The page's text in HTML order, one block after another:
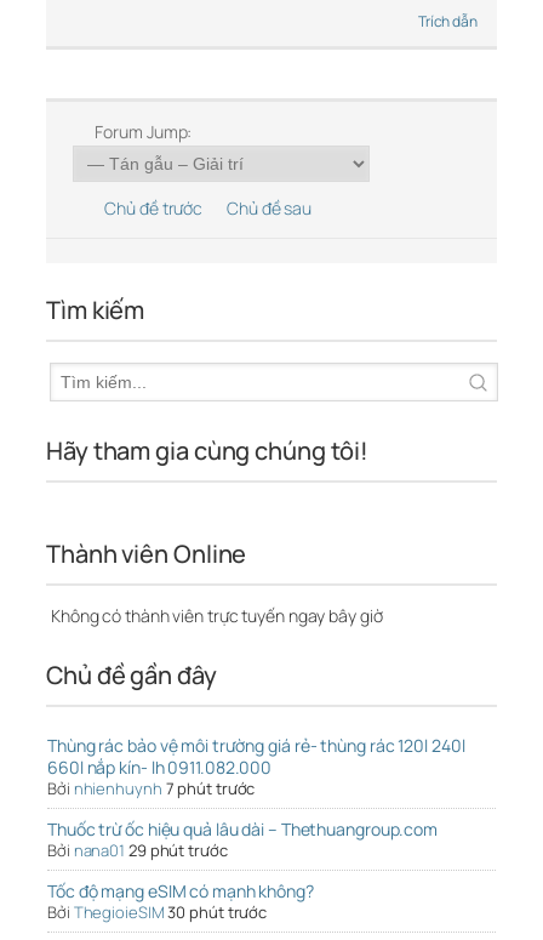
Trích dẫn
Forum Jump:
Chủ đề trước Chủ đề sau
Tìm kiếm
Hãy tham gia cùng chúng tôi!
Thành viên Online
Không có thành viên trực tuyến ngay bây giờ
Chủ đề gần đây
Thùng rác bảo vệ môi trường giá rẻ- thùng rác 120l 240l
660l nắp kín- lh 0911.082.000
Bởi nhienhuynh 7 phút trước
Thuốc trừ ốc hiệu quả lâu dài – Thethuangroup.com
Bởi nana01 29 phút trước
Tốc độ mạng eSIM có mạnh không?
Bởi ThegioieSIM30 phút trước